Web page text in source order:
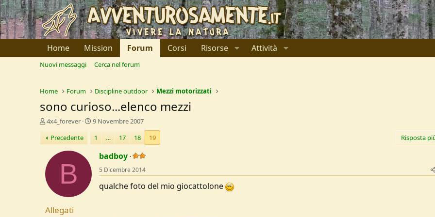
Home Mission Forum Corsi Risorse Attività
Nuovi messaggi Cerca nel forum
Home Forum Discipline outdoor Mezzi motorizzati
sono curioso...elenco mezzi
C
e
a
o
e
D
s
4x4_forever
D
a
9 Novembre 2007
Precedente
1 … 17 18 19 Risposta
B
badboy
5 Dicembre 2014
qualche foto del mio giocattolone
Allegati